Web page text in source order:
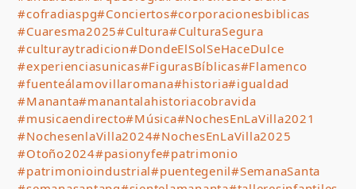
#cofradiaspg#Conciertos#corporacionesbiblicas
#Cuaresma2025#Cultura#CulturaSegura
#culturaytradicion#DondeElSolSeHaceDulce
#experienciasunicas#FigurasBíblicas#Flamenco
#fuenteálamovillaromana#historia#igualdad
#Mananta#manantalahistoriacobravida
#musicaendirecto#Música#NochesEnLaVilla2021
#NochesenlaVilla2024#NochesEnLaVilla2025
#Otoño2024#pasionyfe#patrimonio
#patrimonioindustrial#puentegenil#SemanaSanta